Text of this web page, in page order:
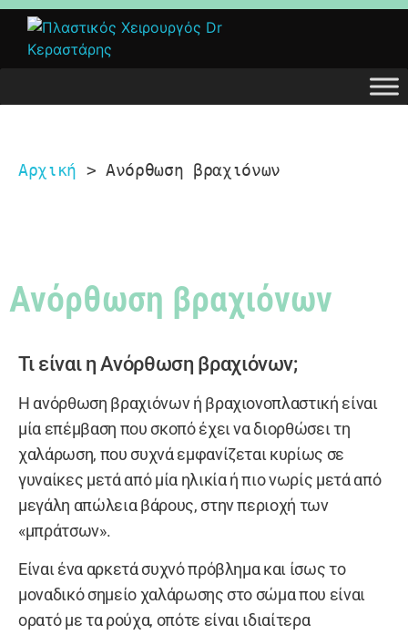
Dr. Δημήτρης Κεραστάρης
Αρχική > Ανόρθωση βραχιόνων
Ανόρθωση βραχιόνων
Τι είναι η Ανόρθωση βραχιόνων;
Η ανόρθωση βραχιόνων ή βραχιονοπλαστική είναι
μία επέμβαση που σκοπό έχει να διορθώσει τη
χαλάρωση, που συχνά εμφανίζεται κυρίως σε
γυναίκες μετά από μία ηλικία ή πιo νωρίς μετά από
μεγάλη απώλεια βάρους, στην περιοχή των
«μπράτσων».
Είναι ένα αρκετά συχνό πρόβλημα και ίσως το
μοναδικό σημείο χαλάρωσης στο σώμα που είναι
ορατό με τα ρούχα, οπότε είναι ιδιαίτερα